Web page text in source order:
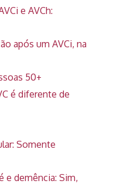
e AVCh:
após um AVCi, na
50+
é diferente de
Somente
e demência: Sim,